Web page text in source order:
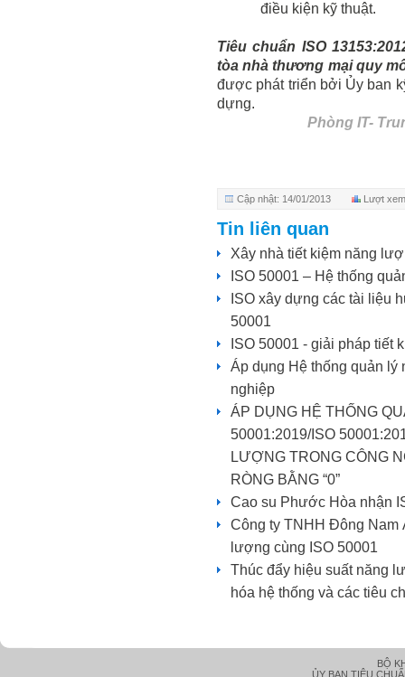
điều kiện kỹ thuật.
Tiêu chuẩn ISO
tòa nhà thương mại quy
được phát triển bởi Ủy ban
dựng.
Phòng IT-
Cập nhật: 14/01/2013 Lượt
Tin liên quan
Xây nhà tiết kiệm năng
ISO 50001 – Hệ thống
ISO xây dựng các tài liệu
50001
ISO 50001 - giải pháp tiết
Áp dụng Hệ thống quản
nghiệp
ÁP DỤNG HỆ THỐNG
50001:2019/ISO
LƯỢNG TRONG CÔNG
RÒNG BẰNG “0”
Cao su Phước Hòa nhận
Công ty TNHH Đông Nam
lượng cùng ISO 50001
Thúc đẩy hiệu suất năng
hóa hệ thống và các tiêu
BỘ
ỦY BAN TIÊU